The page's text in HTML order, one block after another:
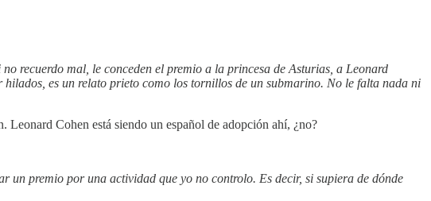
recuerdo mal, le conceden el premio a la princesa de Asturias, a Leonard
hilados, es un relato prieto como los tornillos de un submarino. No le falta nada ni
Leonard Cohen está siendo un español de adopción ahí, ¿no?
un premio por una actividad que yo no controlo. Es decir, si supiera de dónde